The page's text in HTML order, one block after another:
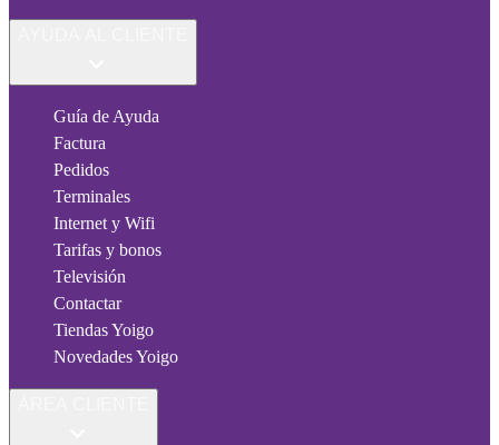
Guía de Ayuda
Factura
Pedidos
Terminales
Internet y Wifi
Tarifas y bonos
Televisión
Contactar
Tiendas Yoigo
Novedades Yoigo